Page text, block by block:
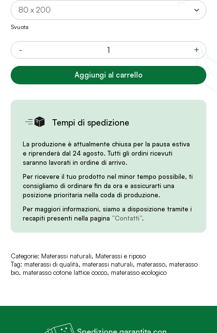
Svuota
Materasso
Naturale
GEMMA
(Portanza:
quantità
- +
Aggiungi al carrello
Tempi di spedizione
La produzione è attualmente chiusa per la pausa estiva
e riprenderà dal 24 agosto. Tutti gli ordini ricevuti
saranno lavorati in ordine di arrivo.
Per ricevere il tuo prodotto nel minor tempo possibile, ti
consigliamo di ordinare fin da ora e assicurarti una
posizione prioritaria nella coda di produzione.
Per maggiori informazioni, siamo a disposizione tramite i
recapiti presenti nella pagina “Contatti”.
Categorie: Materassi naturali, Materassi e riposo
Tag: materassi di qualità, materassi naturali, materasso, materasso
bio, materasso cotone lattice cocco, materasso ecologico